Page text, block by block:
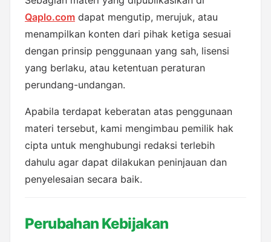
Qaplo.com dapat mengutip, merujuk, atau
menampilkan konten dari pihak ketiga sesuai
dengan prinsip penggunaan yang sah, lisensi
yang berlaku, atau ketentuan peraturan
perundang-undangan.
Apabila terdapat keberatan atas penggunaan
materi tersebut, kami mengimbau pemilik hak
cipta untuk menghubungi redaksi terlebih
dahulu agar dapat dilakukan peninjauan dan
penyelesaian secara baik.
Perubahan Kebijakan